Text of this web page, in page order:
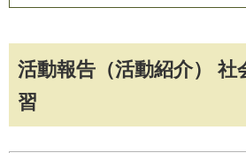
活動報告（活動紹介） 社
習